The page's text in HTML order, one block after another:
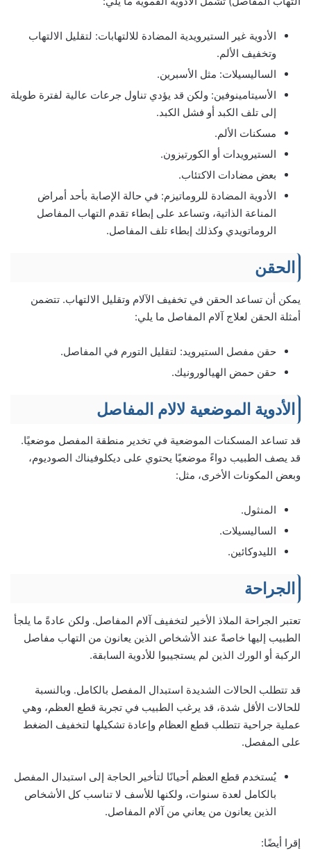
الأدوية غير الستيرويدية المضادة للالتهابات: لتقليل الالتهاب
وتخفيف الألم.
الساليسيلات: مثل الأسبرين.
الأسيتامينوفين: ولكن قد يؤدي تناول جرعات عالية لفترة طويلة
إلى تلف الكبد أو فشل الكبد.
مسكنات الألم.
الستيرويدات أو الكورتيزون.
بعض مضادات الاكتئاب.
الأدوية المضادة للروماتيزم: في حالة الإصابة بأحد أمراض
المناعة الذاتية، وتساعد على إبطاء تقدم التهاب المفاصل
الروماتويدي وكذلك إبطاء تلف المفاصل.
الحقن
يمكن أن تساعد الحقن في تخفيف الآلام وتقليل الالتهاب. تتضمن
أمثلة الحقن لعلاج آلام المفاصل ما يلي:
حقن مفصل الستيرويد: لتقليل التورم في المفاصل.
حقن حمض الهيالورونيك.
الأدوية الموضعية لالام المفاصل
قد تساعد المسكنات الموضعية في تخدير منطقة المفصل موضعيًا.
قد يصف الطبيب دواءً موضعيًا يحتوي على ديكلوفيناك الصوديوم،
وبعض المكونات الأخرى، مثل:
المنثول.
الساليسيلات.
الليدوكائين.
الجراحة
تعتبر الجراحة الملاذ الأخير لتخفيف آلام المفاصل. ولكن عادةً ما يلجأ
الطبيب إليها خاصةً عند الأشخاص الذين يعانون من التهاب مفاصل
الركبة أو الورك الذين لم يستجيبوا للأدوية السابقة.
قد تتطلب الحالات الشديدة استبدال المفصل بالكامل. وبالنسبة
للحالات الأقل شدة، قد يرغب الطبيب في تجربة قطع العظم، وهي
عملية جراحية تتطلب قطع العظام وإعادة تشكيلها لتخفيف الضغط
على المفصل.
يُستخدم قطع العظم أحيانًا لتأخير الحاجة إلى استبدال المفصل
بالكامل لعدة سنوات، ولكنها للأسف لا تناسب كل الأشخاص
الذين يعانون من يعاني من آلام المفاصل.
إقرا أيضًا: